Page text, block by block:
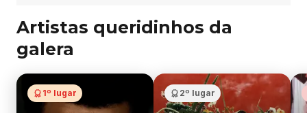
Artistas queridinhos da
galera
1º lugar 2º lugar